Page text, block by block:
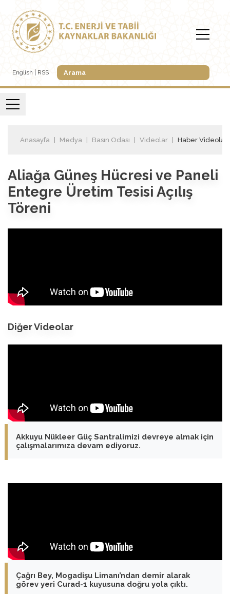
English RSS
Anasayfa Medya Basın Odası Videolar Haber Videoları
Aliağa Güneş Hücresi ve Paneli
Entegre Üretim Tesisi Açılış
Töreni
Diğer Videolar
Akkuyu Nükleer Güç Santralimizi devreye almak için
çalışmalarımıza devam ediyoruz.
Çağrı Bey, Mogadişu Limanı’ndan demir alarak
görev yeri Curad-1 kuyusuna doğru yola çıktı.